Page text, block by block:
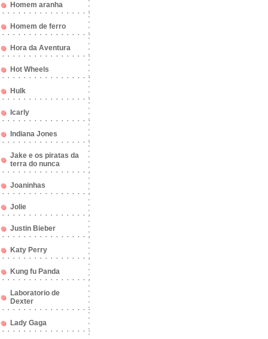
Homem aranha
Homem de ferro
Hora da Aventura
Hot Wheels
Hulk
Icarly
Indiana Jones
Jake e os piratas da
terra do nunca
Joaninhas
Jolie
Justin Bieber
Katy Perry
Kung fu Panda
Laboratorio de
Dexter
Lady Gaga